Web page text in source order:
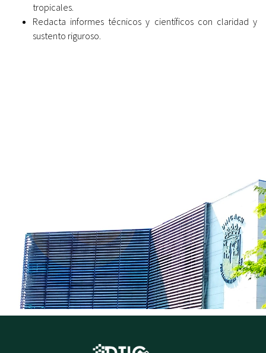
tropicales.
Redacta informes técnicos y científicos con claridad y
sustento riguroso.